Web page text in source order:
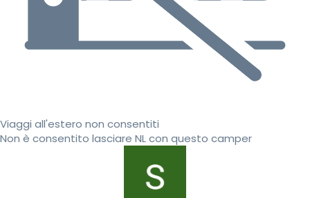
Viaggi all'estero non consentiti
Non è consentito lasciare NL con questo camper